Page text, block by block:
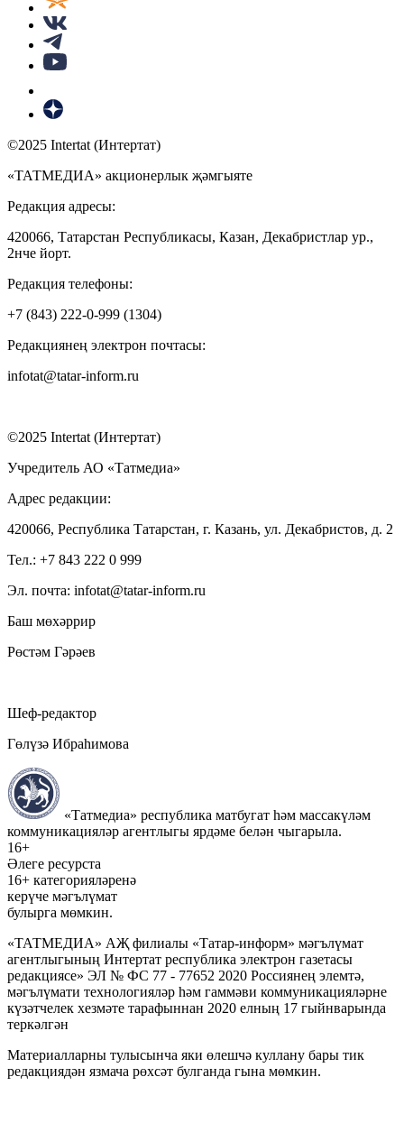
©2025 Intertat (Интертат)
«ТАТМЕДИА» акционерлык җәмгыяте
Редакция адресы:
420066, Татарстан Республикасы, Казан, Декабристлар ур.,
2нче йорт.
Редакция телефоны:
+7 (843) 222-0-999 (1304)
Редакциянең электрон почтасы:
infotat@tatar-inform.ru
©2025 Intertat (Интертат)
Учредитель АО «Татмедиа»
Адрес редакции:
420066, Республика Татарстан, г. Казань, ул. Декабристов, д. 2
Тел.: +7 843 222 0 999
Эл. почта: infotat@tatar-inform.ru
Баш мөхәррир
Рөстәм Гәрәев
Шеф-редактор
Гөлүзә Ибраһимова
«Татмедиа» республика матбугат һәм массакүләм
коммуникацияләр агентлыгы ярдәме белән чыгарыла.
16+
Әлеге ресурста
16+ категорияләренә
керүче мәгълүмат
булырга мөмкин.
«ТАТМЕДИА» АҖ филиалы «Татар-информ» мәгълүмат
агентлыгының Интертат республика электрон газетасы
редакциясе» ЭЛ № ФС 77 - 77652 2020 Россиянең элемтә,
мәгълүмати технологияләр һәм гаммәви коммуникацияләрне
күзәтчелек хезмәте тарафыннан 2020 елның 17 гыйнварында
теркәлгән
Материалларны тулысынча яки өлешчә куллану бары тик
редакциядән язмача рөхсәт булганда гына мөмкин.